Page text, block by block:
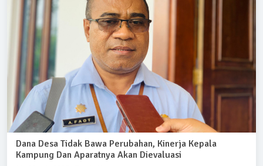
Dana Desa Tidak Bawa Perubahan, Kinerja Kepala
Kampung Dan Aparatnya Akan Dievaluasi